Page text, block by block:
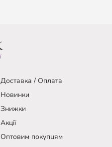
Доставка / Оплата
Новинки
Знижки
Акції
Оптовим покупцям